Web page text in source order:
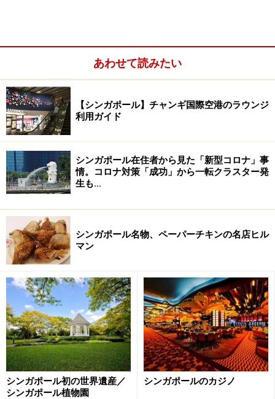
粒が見えないほどトロトロに煮込まれている
疲れた胃にも嬉しい優しい味わい
炭火でじっくり煮込まれたお粥には、薄切りの白身魚が
入っています。生姜がきいていて、臭みはありません。
香ばしいしょうゆの香り、コリアンダーリーフがアクセ
ントになって、お米の味を引き出しています。ピータン
はあっさりとしたお粥に濃厚なコクを与えています。炭
火炊きのせいか、お米の甘みがしっかりと引き出されて
いる気がしました。薄味なので、お好みで、卓上にある
しょうゆをかけても、おいしくいただけます。
あわせて読みたい
【シンガポール】チャンギ国際空港のラウンジ
利用ガイド
シンガポール在住者から見た「新型コロナ」事
情。コロナ対策「成功」から一転クラスター発
生も…
シンガポール名物、ペーパーチキンの名店ヒル
マン
シンガポール初の世界遺産／
シンガポール植物園
シンガポールのカジノ